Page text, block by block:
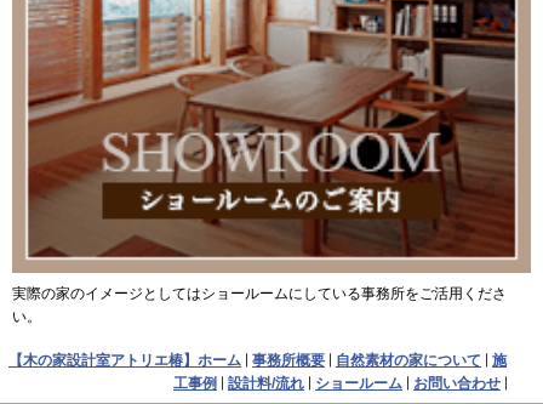
実際の家のイメージとしてはショールームにしている事務所をご活用くださ
い。
【木の家設計室アトリエ椿】ホーム 事務所概要 自然素材の家について
施
工事例
設計料/流れ ショールーム お問い合わせ